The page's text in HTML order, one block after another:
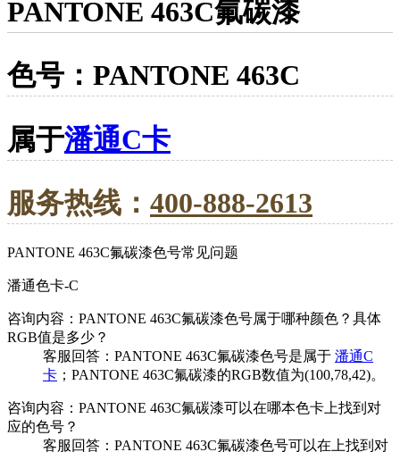
PANTONE 463C氟碳漆
色号：PANTONE 463C
属于潘通C卡
服务热线： 400-888-2613
PANTONE 463C氟碳漆色号常见问题
潘通色卡-C
咨询内容：PANTONE 463C氟碳漆色号属于哪种颜色？具体
RGB值是多少？
客服回答：PANTONE 463C氟碳漆色号是属于 潘通C
卡 ；PANTONE 463C氟碳漆的RGB数值为(100,78,42)。
咨询内容：PANTONE 463C氟碳漆可以在哪本色卡上找到对
应的色号？
客服回答：PANTONE 463C氟碳漆色号可以在上找到对